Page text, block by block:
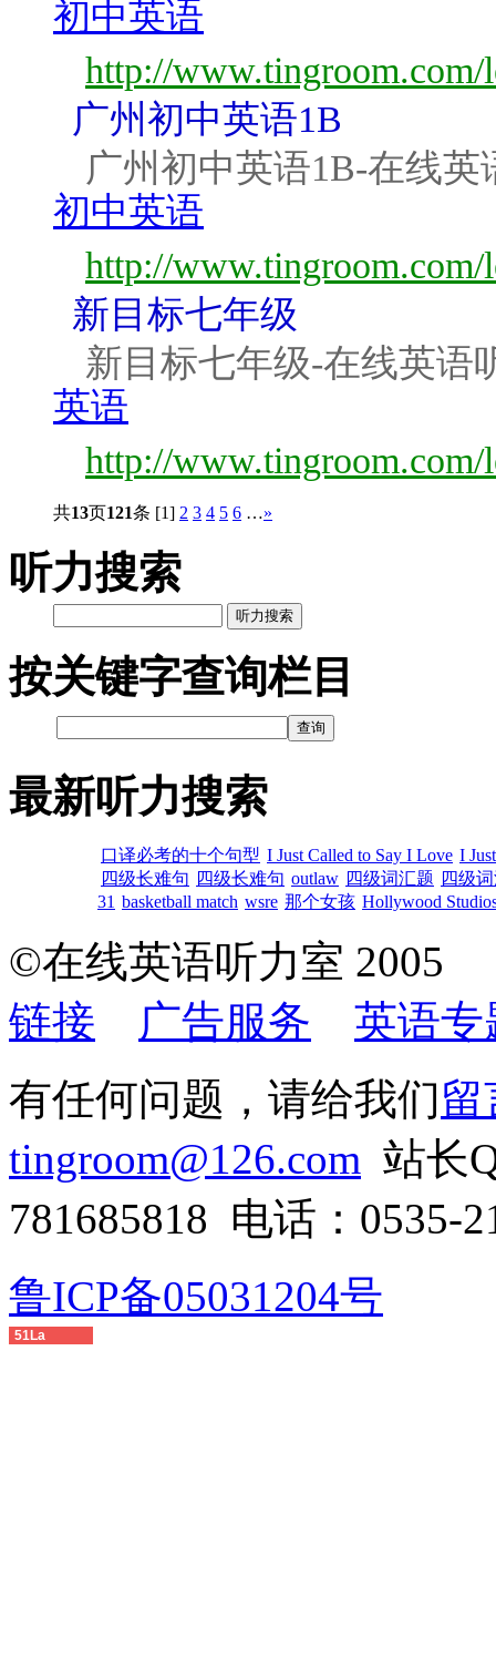
初中英语
http://www.tingroom.com/
广州初中英语1B
广州初中英语1B-在线英
初中英语
http://www.tingroom.com/
新目标七年级
新目标七年级-在线英语
英语
http://
共13页121条 [1] 2 3 4 5 6 …»
听力搜索
听力搜索
按关键字查询栏目
最新听力搜索
口译必考的十个句型 I Just Called to Say I Love I
四级长难句 四级长难句 outlaw 四级词汇题 四级
31 basketball match wsre 那个女孩 Hollywood
©在线英语听力室
链接
广告服务
英语专
有任何问题，请给我们留
tingroom@126.com 站长
781685818 电话：0535-
鲁ICP备05031204号
51La